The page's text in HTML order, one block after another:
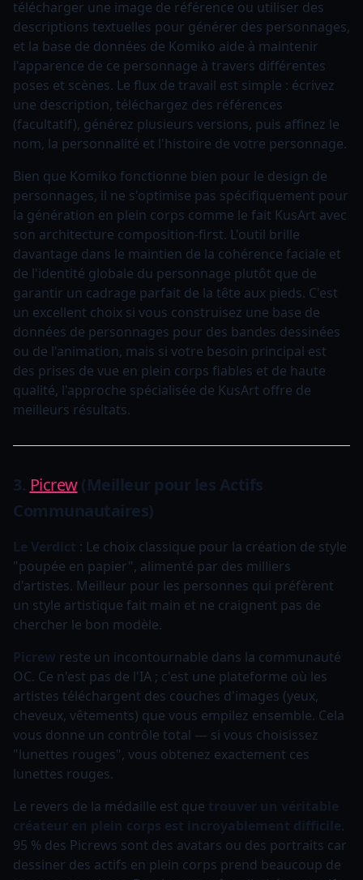
télécharger une image de référence ou utiliser des
descriptions textuelles pour générer des personnages,
et la base de données de Komiko aide à maintenir
l'apparence de ce personnage à travers différentes
poses et scènes. Le flux de travail est simple : écrivez
une description, téléchargez des références
(facultatif), générez plusieurs versions, puis affinez le
nom, la personnalité et l'histoire de votre personnage.
Bien que Komiko fonctionne bien pour le design de
personnages, il ne s'optimise pas spécifiquement pour
la génération en plein corps comme le fait KusArt avec
son architecture composition-first. L'outil brille
davantage dans le maintien de la cohérence faciale et
de l'identité globale du personnage plutôt que de
garantir un cadrage parfait de la tête aux pieds. C'est
un excellent choix si vous construisez une base de
données de personnages pour des bandes dessinées
ou de l'animation, mais si votre besoin principal est
des prises de vue en plein corps fiables et de haute
qualité, l'approche spécialisée de KusArt offre de
meilleurs résultats.
3. Picrew(Meilleur pour les Actifs
Communautaires)
Le Verdict : Le choix classique pour la création de style
"poupée en papier", alimenté par des milliers
d'artistes. Meilleur pour les personnes qui préfèrent
un style artistique fait main et ne craignent pas de
chercher le bon modèle.
Picrew reste un incontournable dans la communauté
OC. Ce n'est pas de l'IA ; c'est une plateforme où les
artistes téléchargent des couches d'images (yeux,
cheveux, vêtements) que vous empilez ensemble. Cela
vous donne un contrôle total — si vous choisissez
"lunettes rouges", vous obtenez exactement ces
lunettes rouges.
Le revers de la médaille est que trouver un véritable
créateur en plein corps est incroyablement difficile.
95 % des Picrews sont des avatars ou des portraits car
dessiner des actifs en plein corps prend beaucoup de